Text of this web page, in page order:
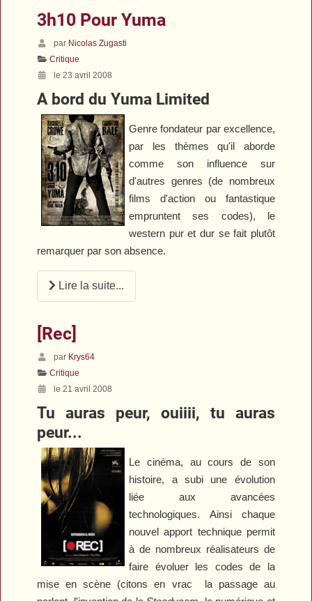
3h10 Pour Yuma
par Nicolas Zugasti
Critique
le 23 avril 2008
A bord du Yuma Limited
Genre fondateur par excellence,
par les thèmes qu'il aborde
comme son influence sur
d'autres genres (de nombreux
films d'action ou fantastique
empruntent ses codes), le
western pur et dur se fait plutôt
remarquer par son absence.
Lire la suite...
[Rec]
par Krys64
Critique
le 21 avril 2008
Tu auras peur, ouiiii, tu auras
peur...
Le cinéma, au cours de son
histoire, a subi une évolution
liée aux avancées
technologiques. Ainsi chaque
nouvel apport technique permit
à de nombreux réalisateurs de
faire évoluer les codes de la
mise en scène (citons en vrac la passage au